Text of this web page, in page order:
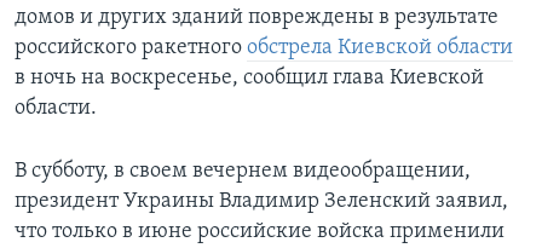
домов и других зданий повреждены в результате
российского ракетного обстрела Киевской области
в ночь на воскресенье, сообщил глава Киевской
области.
В субботу, в своем вечернем видеообращении,
президент Украины Владимир Зеленский заявил,
что только в июне российские войска применили